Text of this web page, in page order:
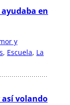
en
y
, Escuela, La
volando